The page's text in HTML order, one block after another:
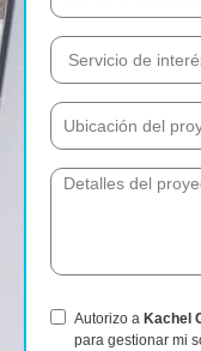
Autorizo a Kachel
para gestionar mi